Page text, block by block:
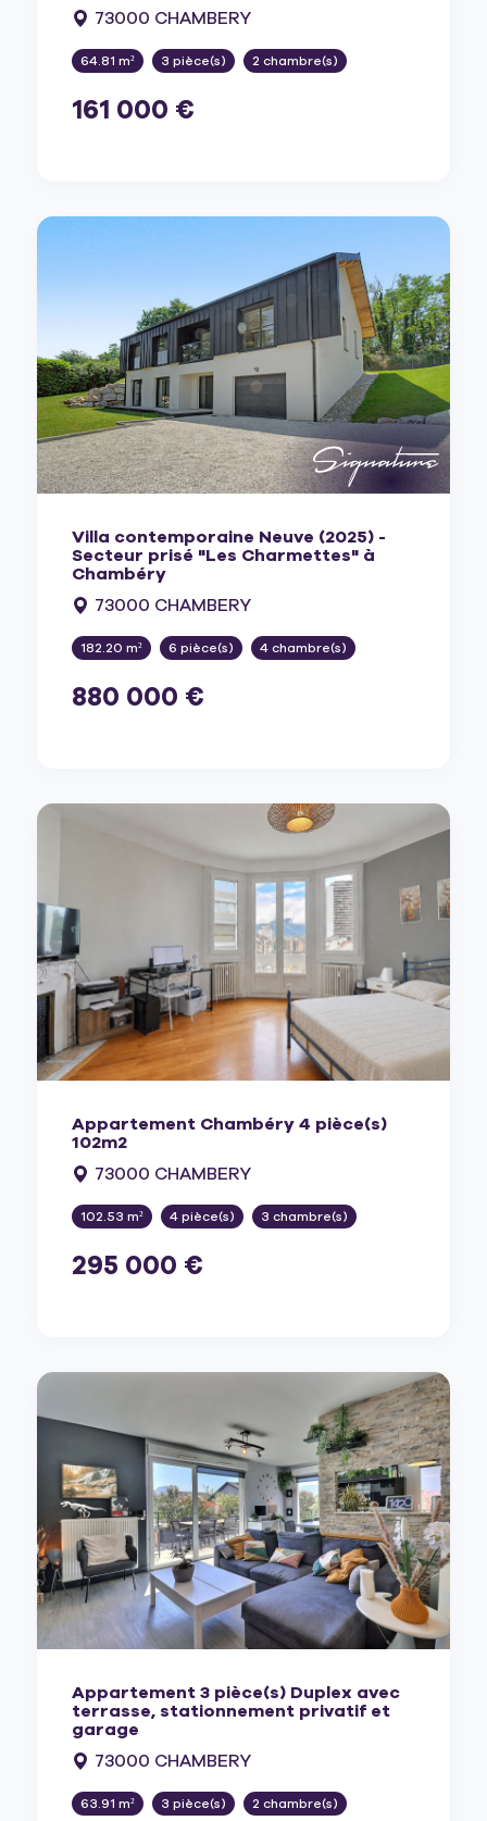
73000 CHAMBERY
64.81 m² 3 pièce(s) 2 chambre(s)
161 000 €
Villa contemporaine Neuve (2025) -
Secteur prisé "Les Charmettes" à
Chambéry
73000 CHAMBERY
182.20 m² 6 pièce(s) 4 chambre(s)
880 000 €
Appartement Chambéry 4 pièce(s)
102m2
73000 CHAMBERY
102.53 m² 4 pièce(s) 3 chambre(s)
295 000 €
Appartement 3 pièce(s) Duplex avec
terrasse, stationnement privatif et
garage
73000 CHAMBERY
63.91 m² 3 pièce(s) 2 chambre(s)